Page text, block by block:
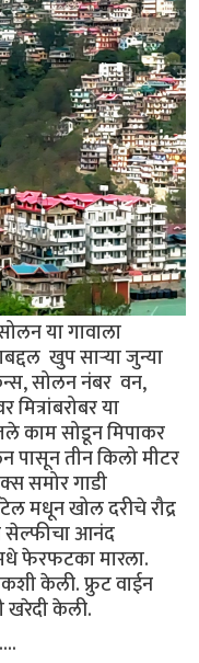
या गावाला
खुप सार्‍या जुन्या
सोलन नंबर वन,
या
काम सोडून मिपाकर
पासून तीन किलो मीटर
समोर गाडी
मधून खोल दरीचे रौद्र
सेल्फीचा आनंद
फेरफटका मारला.
केली. फ्रुट वाईन
खरेदी केली.